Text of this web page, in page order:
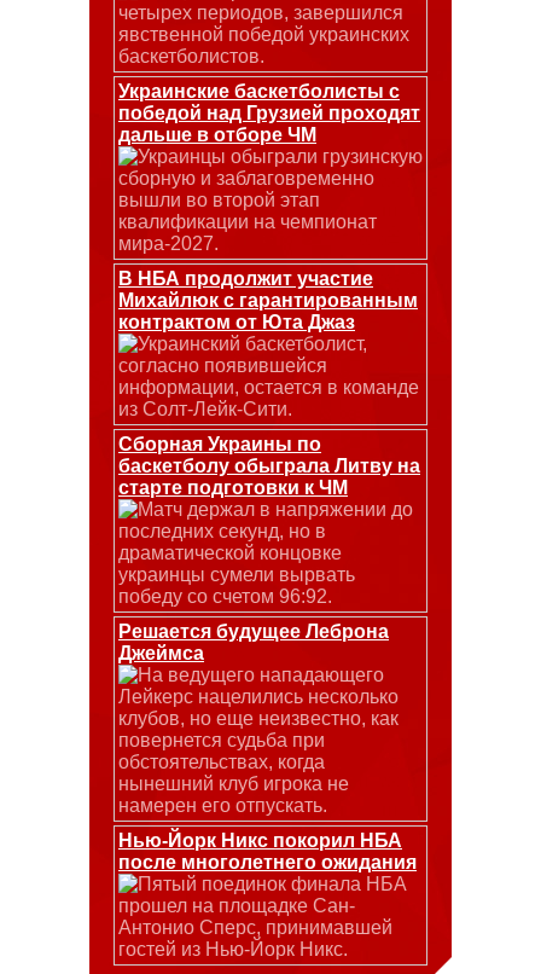
четырех периодов, завершился
явственной победой украинских
баскетболистов.
Украинские баскетболисты с
победой над Грузией проходят
дальше в отборе ЧМ
Украинцы обыграли грузинскую
сборную и заблаговременно
вышли во второй этап
квалификации на чемпионат
мира-2027.
В НБА продолжит участие
Михайлюк с гарантированным
контрактом от Юта Джаз
Украинский баскетболист,
согласно появившейся
информации, остается в команде
из Солт-Лейк-Сити.
Сборная Украины по
баскетболу обыграла Литву на
старте подготовки к ЧМ
Матч держал в напряжении до
последних секунд, но в
драматической концовке
украинцы сумели вырвать
победу со счетом 96:92.
Решается будущее Леброна
Джеймса
На ведущего нападающего
Лейкерс нацелились несколько
клубов, но еще неизвестно, как
повернется судьба при
обстоятельствах, когда
нынешний клуб игрока не
намерен его отпускать.
Нью-Йорк Никс покорил НБА
после многолетнего ожидания
Пятый поединок финала НБА
прошел на площадке Сан-
Антонио Сперс, принимавшей
гостей из Нью-Йорк Никс.